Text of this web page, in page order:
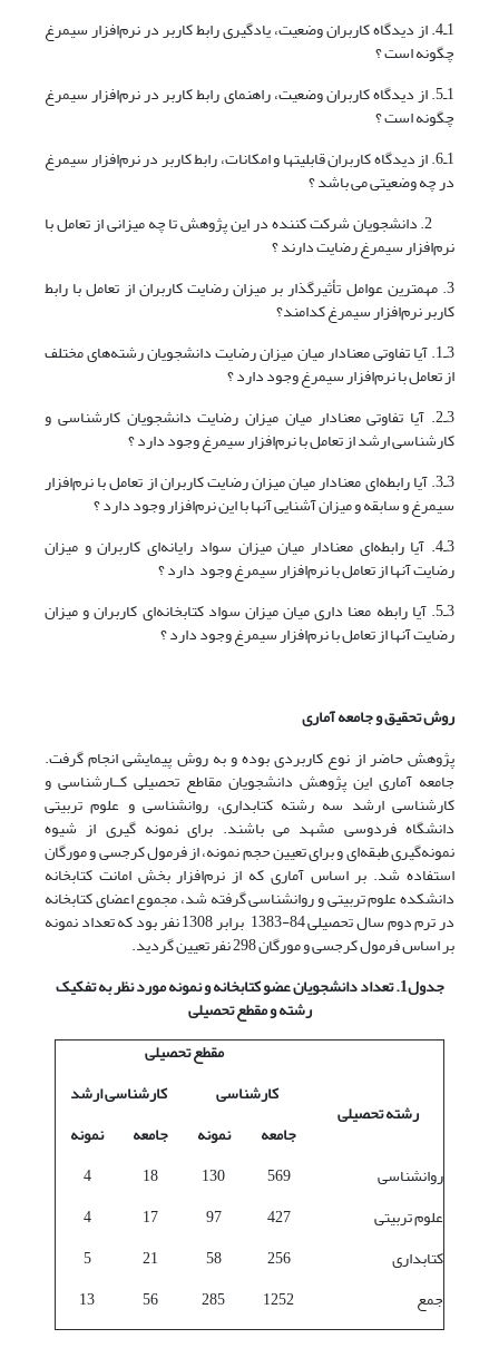
1ـ4. از دیدگاه کاربران وضعیت، یادگیری رابط کاربر در نرم‌افزار سیمرغ
چگونه است ؟
1ـ5. از دیدگاه کاربران وضعیت، راهنمای رابط کاربر در نرم‌افزار سیمرغ
چگونه است ؟
1ـ6. از دیدگاه کاربران قابلیتها و امکانات، رابط کاربر در نرم‌افزار سیمرغ
در چه وضعیتی می باشد ؟
2. دانشجویان شرکت کننده در این پژوهش تا چه میزانی از تعامل با
نرم‌افزار سیمرغ رضایت دارند ؟
3. مهمترین عوامل تأثیرگذار بر میزان رضایت کاربران از تعامل با رابط
کاربر نرم‌افزار سیمرغ کدامند؟
3ـ1. آیا تفاوتی معنادار میان میزان رضایت دانشجویان رشته‌های مختلف
از تعامل با نرم‌افزار سیمرغ وجود دارد ؟
3ـ2. آیا تفاوتی معنادار میان میزان رضایت دانشجویان کارشناسی و
کارشناسی ارشد از تعامل با نرم‌افزار سیمرغ وجود دارد ؟
3ـ3. آیا رابطه‌ای معنادار میان میزان رضایت کاربران از تعامل با نرم‌افزار
سیمرغ و سابقه و میزان آشنایی آنها با این نرم‌افزار وجود دارد ؟
3ـ4. آیا رابطه‌ای معنادار میان میزان سواد رایانه‌ای کاربران و میزان
رضایت آنها از تعامل با نرم‌افزار سیمرغ وجود دارد ؟
3ـ5. آیا رابطه معنا داری میان میزان سواد کتابخانه‌ای کاربران و میزان
رضایت آنها از تعامل با نرم‌افزار سیمرغ وجود دارد ؟
روش تحقیق و جامعه آماری
پژوهش حاضر از نوع کاربردی بوده و به روش پیمایشی انجام گرفت.
جامعه آماری این پژوهش دانشجویان مقاطع تحصیلی کــارشناسی و
کارشناسی ارشد سه رشته کتابداری، روانشناسی و علوم تربیتی
دانشگاه فردوسی مشهد می باشند. برای نمونه گیری از شیوه
نمونه‌گیری طبقه‌ای و برای تعیین حجم نمونه، از فرمول کرجسی و مورگان
استفاده شد. بر اساس آماری که از نرم‌افزار بخش امانت کتابخانه
دانشکده علوم تربیتی و روانشناسی گرفته شد، مجموع اعضای کتابخانه
در ترم دوم سال تحصیلی 84-1383 برابر 1308 نفر بود که تعداد نمونه
بر اساس فرمول کرجسی و مورگان 298 نفر تعیین گردید.
جدول1. تعداد دانشجویان عضو کتابخانه و نمونه مورد نظر به تفکیک
رشته و مقطع تحصیلی
رشته تحصیلی
مقطع تحصیلی
کارشناسی
کارشناسی ارشد
جامعه
نمونه جامعه
نمونه
روانشناسی
569
130
18
4
علوم تربیتی
427
97
17
4
کتابداری
256
58
21
5
جمع
1252
285
56
13